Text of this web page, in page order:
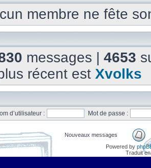
membre ne fête
messages | 4653
récent est Xvolks
d’utilisateur :
Mot de passe :
Nouveaux messages
Powered by
Traduit